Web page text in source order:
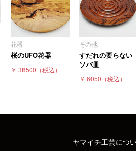
花器
桜のUFO花器
￥ 38500 （税込）
その他
すだれの要らない
ソバ皿
￥ 6050 （税込）
ヤマイチ工芸につ